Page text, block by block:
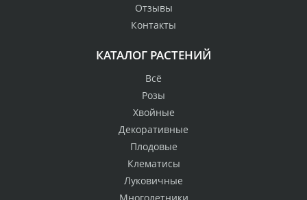
Отзывы
Контакты
КАТАЛОГ РАСТЕНИЙ
Всё
Розы
Хвойные
Декоративные
Плодовые
Клематисы
Луковичные